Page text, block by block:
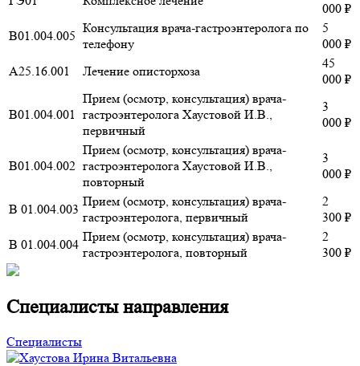
000 ₽
В01.004.005
Консультация врача-гастроэнтеролога по
телефону
5
000 ₽
А25.16.001
Лечение описторхоза
45
000 ₽
B01.004.001
Прием (осмотр, консультация) врача-
гастроэнтеролога Хаустовой И.В.,
первичный
3
000 ₽
B01.004.002
Прием (осмотр, консультация) врача-
гастроэнтеролога Хаустовой И.В.,
повторный
3
000 ₽
В 01.004.003
Прием (осмотр, консультация) врача-
гастроэнтеролога, первичный
2
300 ₽
В 01.004.004
Прием (осмотр, консультация) врача-
гастроэнтеролога, повторный
2
300 ₽
Специалисты направления
Специалисты